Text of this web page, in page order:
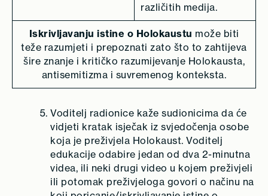
različitih medija.
Iskrivljavanju istine o Holokaustu može biti
teže razumjeti i prepoznatizato što to zahtijeva
šire znanje i kritičko razumijevanje Holokausta,
antisemitizma i suvremenog konteksta.
Voditelj radionice kaže sudionicima da će
vidjeti kratak isječak iz svjedočenja osobe
koja je preživjela Holokaust. Voditelj
edukacije odabire jedan od dva 2-minutna
videa, ili neki drugi video u kojem preživjeli
ili potomak preživjeloga govori o načinu na